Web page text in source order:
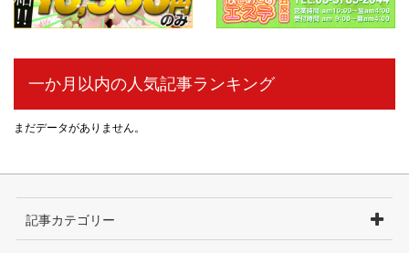
一か月以内の人気記事ランキング
まだデータがありません。
記事カテゴリー